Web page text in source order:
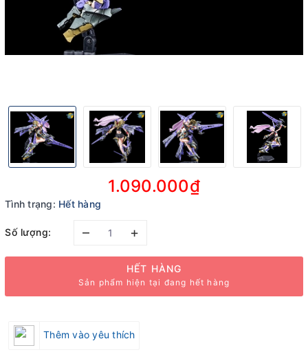
1.090.000₫
Tình trạng: Hết hàng
Số lượng: – +
HẾT HÀNG
Sản phẩm hiện tại đang hết hàng
Thêm vào yêu thích